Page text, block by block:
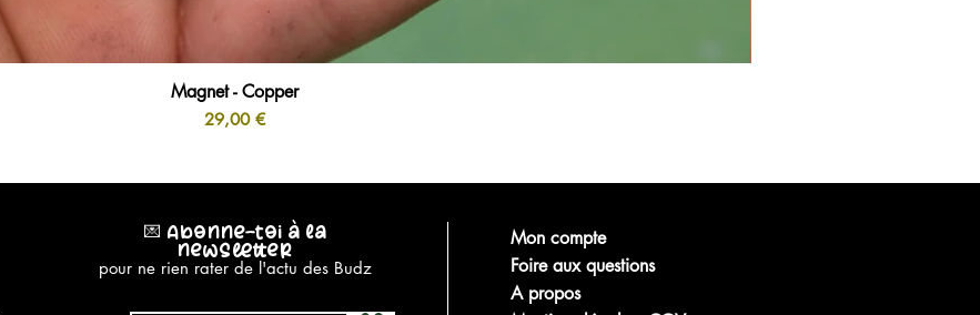
Aperçu rapide
Magnet - Copper
Prix
29,00 €
💌 Abonne-toi à la
newsletter
pour ne rien rater de l'actu des Budz
Mon compte
Foire aux questions
A propos